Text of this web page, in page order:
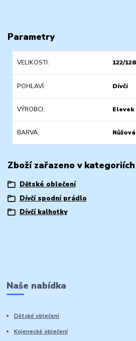
Parametry
VELIKOSTI 122/128
POHLAVÍ Dívčí
VÝROBCI Elevek
BARVA Růžová
Zboží zařazeno v kategoriích
Dětské oblečení
Dívčí spodní prádlo
Dívčí kalhotky
Naše nabídka
Dětské oblečení
Kojenecké oblečení